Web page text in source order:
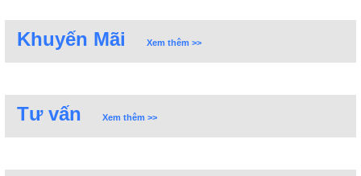
Khuyến Mãi Xem thêm >>
Tư vấn Xem thêm >>